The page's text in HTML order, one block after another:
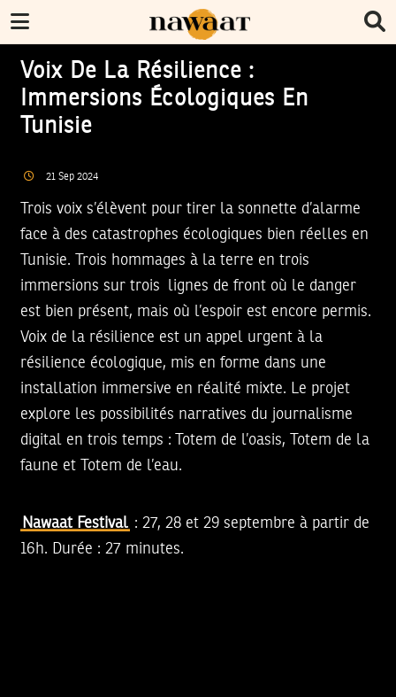
Voix De La Résilience :
Immersions Écologiques En
Tunisie
21 Sep 2024
Trois voix s’élèvent pour tirer la sonnette d’alarme
face à des catastrophes écologiques bien réelles en
Tunisie. Trois hommages à la terre en trois
immersions sur trois lignes de front où le danger
est bien présent, mais où l’espoir est encore permis.
Voix de la résilience est un appel urgent à la
résilience écologique, mis en forme dans une
installation immersive en réalité mixte. Le projet
explore les possibilités narratives du journalisme
digital en trois temps : Totem de l’oasis, Totem de la
faune et Totem de l’eau.
Nawaat Festival : 27, 28 et 29 septembre à partir de
16h. Durée : 27 minutes.